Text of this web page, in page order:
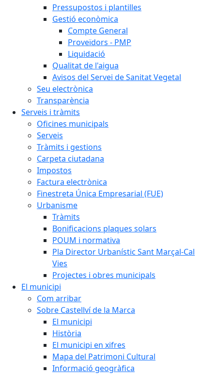
Pressupostos i plantilles
Gestió econòmica
Compte General
Proveïdors - PMP
Liquidació
Qualitat de l'aigua
Avisos del Servei de Sanitat Vegetal
Seu electrònica
Transparència
Serveis i tràmits
Oficines municipals
Serveis
Tràmits i gestions
Carpeta ciutadana
Impostos
Factura electrònica
Finestreta Única Empresarial (FUE)
Urbanisme
Tràmits
Bonificacions plaques solars
POUM i normativa
Pla Director Urbanístic Sant Marçal-Cal
Vies
Projectes i obres municipals
El municipi
Com arribar
Sobre Castellví de la Marca
El municipi
Història
El municipi en xifres
Mapa del Patrimoni Cultural
Informació geogràfica